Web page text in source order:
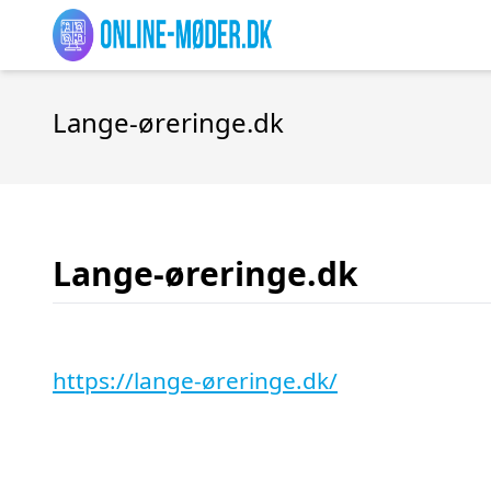
Lange-øreringe.dk
Lange-øreringe.dk
https://lange-øreringe.dk/